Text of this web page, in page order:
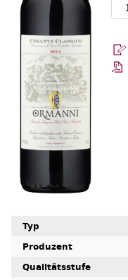
Typ
Produzent
Qualitätsstufe